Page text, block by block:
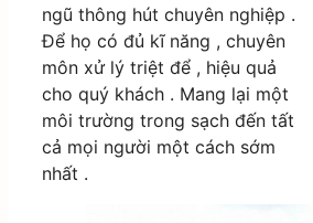
ngũ thông hút chuyên nghiệp .
Để họ có đủ kĩ năng , chuyên
môn xử lý triệt để , hiệu quả
cho quý khách . Mang lại một
môi trường trong sạch đến tất
cả mọi người một cách sớm
nhất .